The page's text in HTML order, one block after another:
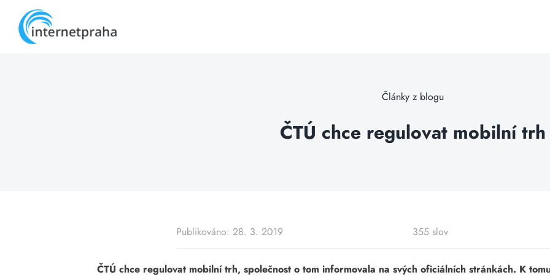
content
Články z blogu
ČTÚ chce regulovat mobilní trh
Publikováno: 28. 3. 2019 355 slov
ČTÚ chce regulovat mobilní trh, společnost o tom informovala na svých oficiálních stránkách. K